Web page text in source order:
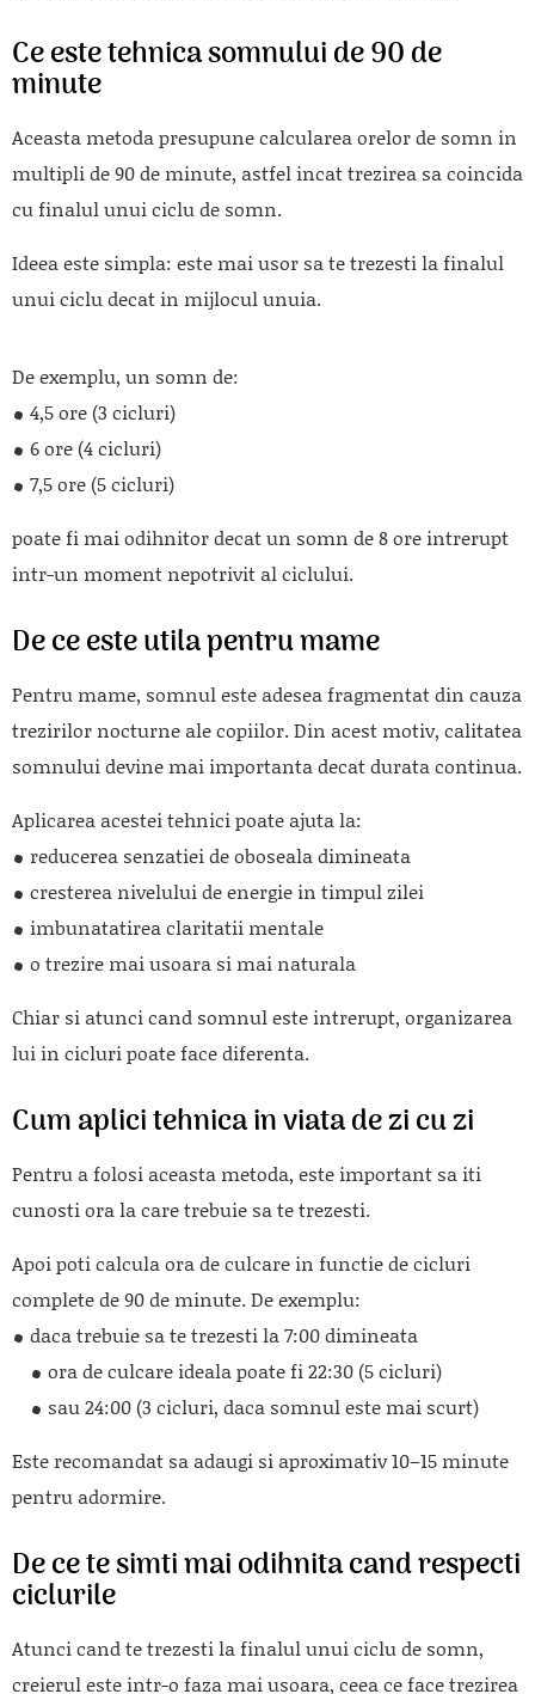
Ce este tehnica somnului de 90 de
minute
Aceasta metoda presupune calcularea orelor de somn in
multipli de 90 de minute, astfel incat trezirea sa coincida
cu finalul unui ciclu de somn.
Ideea este simpla: este mai usor sa te trezesti la finalul
unui ciclu decat in mijlocul unuia.
De exemplu, un somn de:
4,5 ore (3 cicluri)
6 ore (4 cicluri)
7,5 ore (5 cicluri)
poate fi mai odihnitor decat un somn de 8 ore intrerupt
intr-un moment nepotrivit al ciclului.
De ce este utila pentru mame
Pentru mame, somnul este adesea fragmentat din cauza
trezirilor nocturne ale copiilor. Din acest motiv, calitatea
somnului devine mai importanta decat durata continua.
Aplicarea acestei tehnici poate ajuta la:
reducerea senzatiei de oboseala dimineata
cresterea nivelului de energie in timpul zilei
imbunatatirea claritatii mentale
o trezire mai usoara si mai naturala
Chiar si atunci cand somnul este intrerupt, organizarea
lui in cicluri poate face diferenta.
Cum aplici tehnica in viata de zi cu zi
Pentru a folosi aceasta metoda, este important sa iti
cunosti ora la care trebuie sa te trezesti.
Apoi poti calcula ora de culcare in functie de cicluri
complete de 90 de minute. De exemplu:
daca trebuie sa te trezesti la 7:00 dimineata
ora de culcare ideala poate fi 22:30 (5 cicluri)
sau 24:00 (3 cicluri, daca somnul este mai scurt)
Este recomandat sa adaugi si aproximativ 10–15 minute
pentru adormire.
De ce te simti mai odihnita cand respecti
ciclurile
Atunci cand te trezesti la finalul unui ciclu de somn,
creierul este intr-o faza mai usoara, ceea ce face trezirea